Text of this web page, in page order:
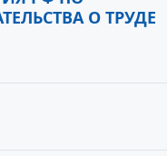
О ТРУДЕ